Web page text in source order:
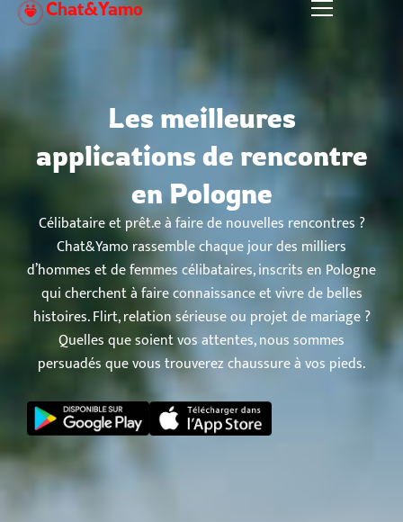
Aller
contenu
Chat&Yamo
Les meilleures
applications de rencontre
en Pologne
Célibataire et prêt.e à faire de nouvelles rencontres ?
Chat&Yamo rassemble chaque jour des milliers
d’hommes et de femmes célibataires, inscrits en Pologne
qui cherchent à faire connaissance et vivre de belles
histoires. Flirt, relation sérieuse ou projet de mariage ?
Quelles que soient vos attentes, nous sommes
persuadés que vous trouverez chaussure à vos pieds.